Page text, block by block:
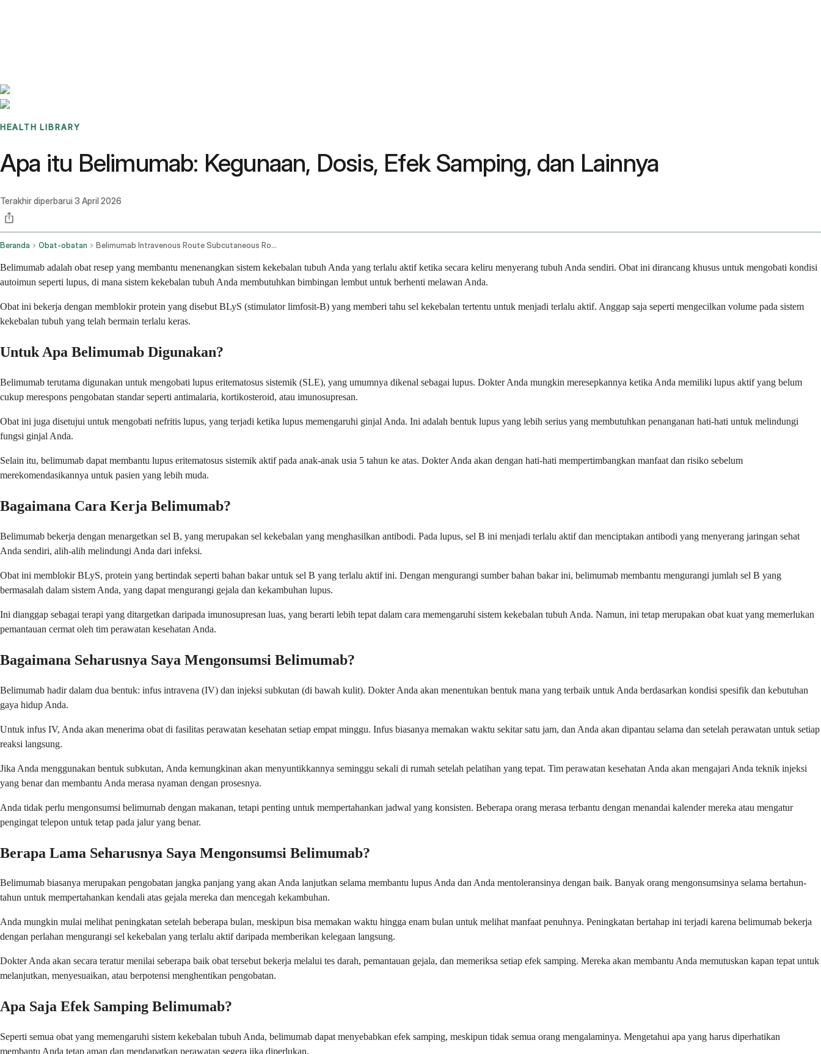
HEALTH LIBRARY
Apa itu Belimumab: Kegunaan, Dosis, Efek Samping, dan Lainnya
Terakhir diperbarui 3 April 2026
Beranda Obat-obatan Belimumab Intravenous Route Subcutaneous Route
Belimumab adalah obat resep yang membantu menenangkan sistem kekebalan tubuh Anda yang terlalu aktif ketika secara keliru menyerang tubuh Anda sendiri. Obat ini dirancang khusus untuk mengobati kondisi
autoimun seperti lupus, di mana sistem kekebalan tubuh Anda membutuhkan bimbingan lembut untuk berhenti melawan Anda.
Obat ini bekerja dengan memblokir protein yang disebut BLyS (stimulator limfosit-B) yang memberi tahu sel kekebalan tertentu untuk menjadi terlalu aktif. Anggap saja seperti mengecilkan volume pada sistem
kekebalan tubuh yang telah bermain terlalu keras.
Untuk Apa Belimumab Digunakan?
Belimumab terutama digunakan untuk mengobati lupus eritematosus sistemik (SLE), yang umumnya dikenal sebagai lupus. Dokter Anda mungkin meresepkannya ketika Anda memiliki lupus aktif yang belum
cukup merespons pengobatan standar seperti antimalaria, kortikosteroid, atau imunosupresan.
Obat ini juga disetujui untuk mengobati nefritis lupus, yang terjadi ketika lupus memengaruhi ginjal Anda. Ini adalah bentuk lupus yang lebih serius yang membutuhkan penanganan hati-hati untuk melindungi
fungsi ginjal Anda.
Selain itu, belimumab dapat membantu lupus eritematosus sistemik aktif pada anak-anak usia 5 tahun ke atas. Dokter Anda akan dengan hati-hati mempertimbangkan manfaat dan risiko sebelum
merekomendasikannya untuk pasien yang lebih muda.
Bagaimana Cara Kerja Belimumab?
Belimumab bekerja dengan menargetkan sel B, yang merupakan sel kekebalan yang menghasilkan antibodi. Pada lupus, sel B ini menjadi terlalu aktif dan menciptakan antibodi yang menyerang jaringan sehat
Anda sendiri, alih-alih melindungi Anda dari infeksi.
Obat ini memblokir BLyS, protein yang bertindak seperti bahan bakar untuk sel B yang terlalu aktif ini. Dengan mengurangi sumber bahan bakar ini, belimumab membantu mengurangi jumlah sel B yang
bermasalah dalam sistem Anda, yang dapat mengurangi gejala dan kekambuhan lupus.
Ini dianggap sebagai terapi yang ditargetkan daripada imunosupresan luas, yang berarti lebih tepat dalam cara memengaruhi sistem kekebalan tubuh Anda. Namun, ini tetap merupakan obat kuat yang memerlukan
pemantauan cermat oleh tim perawatan kesehatan Anda.
Bagaimana Seharusnya Saya Mengonsumsi Belimumab?
Belimumab hadir dalam dua bentuk: infus intravena (IV) dan injeksi subkutan (di bawah kulit). Dokter Anda akan menentukan bentuk mana yang terbaik untuk Anda berdasarkan kondisi spesifik dan kebutuhan
gaya hidup Anda.
Untuk infus IV, Anda akan menerima obat di fasilitas perawatan kesehatan setiap empat minggu. Infus biasanya memakan waktu sekitar satu jam, dan Anda akan dipantau selama dan setelah perawatan untuk setiap
reaksi langsung.
Jika Anda menggunakan bentuk subkutan, Anda kemungkinan akan menyuntikkannya seminggu sekali di rumah setelah pelatihan yang tepat. Tim perawatan kesehatan Anda akan mengajari Anda teknik injeksi
yang benar dan membantu Anda merasa nyaman dengan prosesnya.
Anda tidak perlu mengonsumsi belimumab dengan makanan, tetapi penting untuk mempertahankan jadwal yang konsisten. Beberapa orang merasa terbantu dengan menandai kalender mereka atau mengatur
pengingat telepon untuk tetap pada jalur yang benar.
Berapa Lama Seharusnya Saya Mengonsumsi Belimumab?
Belimumab biasanya merupakan pengobatan jangka panjang yang akan Anda lanjutkan selama membantu lupus Anda dan Anda mentoleransinya dengan baik. Banyak orang mengonsumsinya selama bertahun-
tahun untuk mempertahankan kendali atas gejala mereka dan mencegah kekambuhan.
Anda mungkin mulai melihat peningkatan setelah beberapa bulan, meskipun bisa memakan waktu hingga enam bulan untuk melihat manfaat penuhnya. Peningkatan bertahap ini terjadi karena belimumab bekerja
dengan perlahan mengurangi sel kekebalan yang terlalu aktif daripada memberikan kelegaan langsung.
Dokter Anda akan secara teratur menilai seberapa baik obat tersebut bekerja melalui tes darah, pemantauan gejala, dan memeriksa setiap efek samping. Mereka akan membantu Anda memutuskan kapan tepat untuk
melanjutkan, menyesuaikan, atau berpotensi menghentikan pengobatan.
Apa Saja Efek Samping Belimumab?
Seperti semua obat yang memengaruhi sistem kekebalan tubuh Anda, belimumab dapat menyebabkan efek samping, meskipun tidak semua orang mengalaminya. Mengetahui apa yang harus diperhatikan
membantu Anda tetap aman dan mendapatkan perawatan segera jika diperlukan.